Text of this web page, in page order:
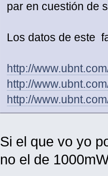
par en cuestión de
Los datos de este
http://
http://
http://
Si el que vo yo
no el de